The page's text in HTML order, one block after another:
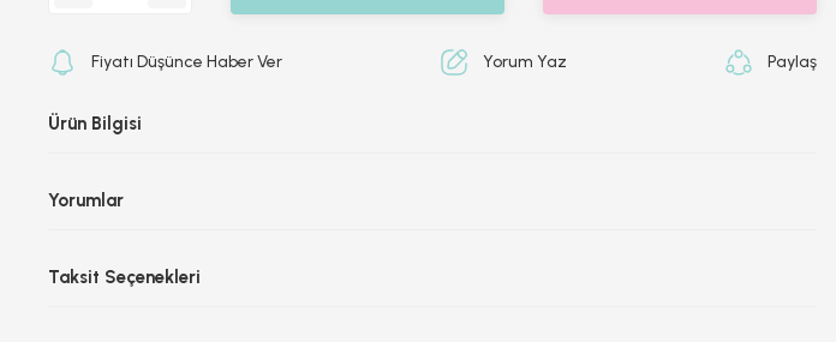
Fiyatı Düşünce Haber Ver Yorum Yaz Paylaş
Ürün Bilgisi
Yorumlar
Taksit Seçenekleri